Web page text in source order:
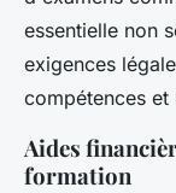
essentielle non
exigences
compétences
Aides
formation